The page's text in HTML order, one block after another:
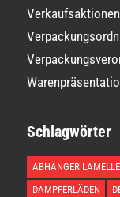
Verkaufsaktionen
Schlagwörter
ABHÄNGER
DAMPFERLÄDEN